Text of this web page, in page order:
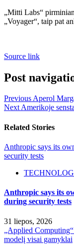
„Mitti Labs“
„Voyager“, taip pat
Source link
Post
PreviousAperol
NextAmerikoje
Related Stories
Anthropic says its
security tests
Anthropic says its
during security tests
31 liepos, 2026
„Applied
modelį visai gamyklai